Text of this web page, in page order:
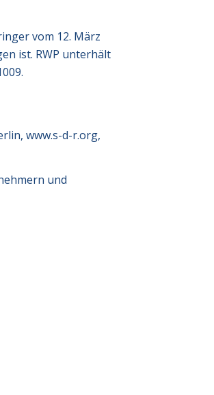
vom 12. März
ist. RWP unterhält
www.s-d-r.org,
und